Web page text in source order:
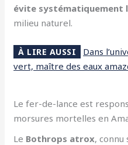
évite systématiquement
milieu naturel.
À LIRE AUSSI
Dans
vert, maître des eaux
Le fer-de-lance est
morsures mortelles en
Le Bothrops atrox, connu